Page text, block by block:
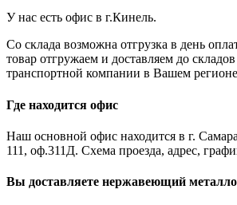
У нас есть офис в г.Кинель.
Со склада возможна отгрузка в день
товар отгружаем и доставляем до
транспортной компании в Вашем
Где находится офис
Наш основной офис находится в г.
111, оф.311Д. Схема проезда, адрес,
Вы доставляете нержавеющий